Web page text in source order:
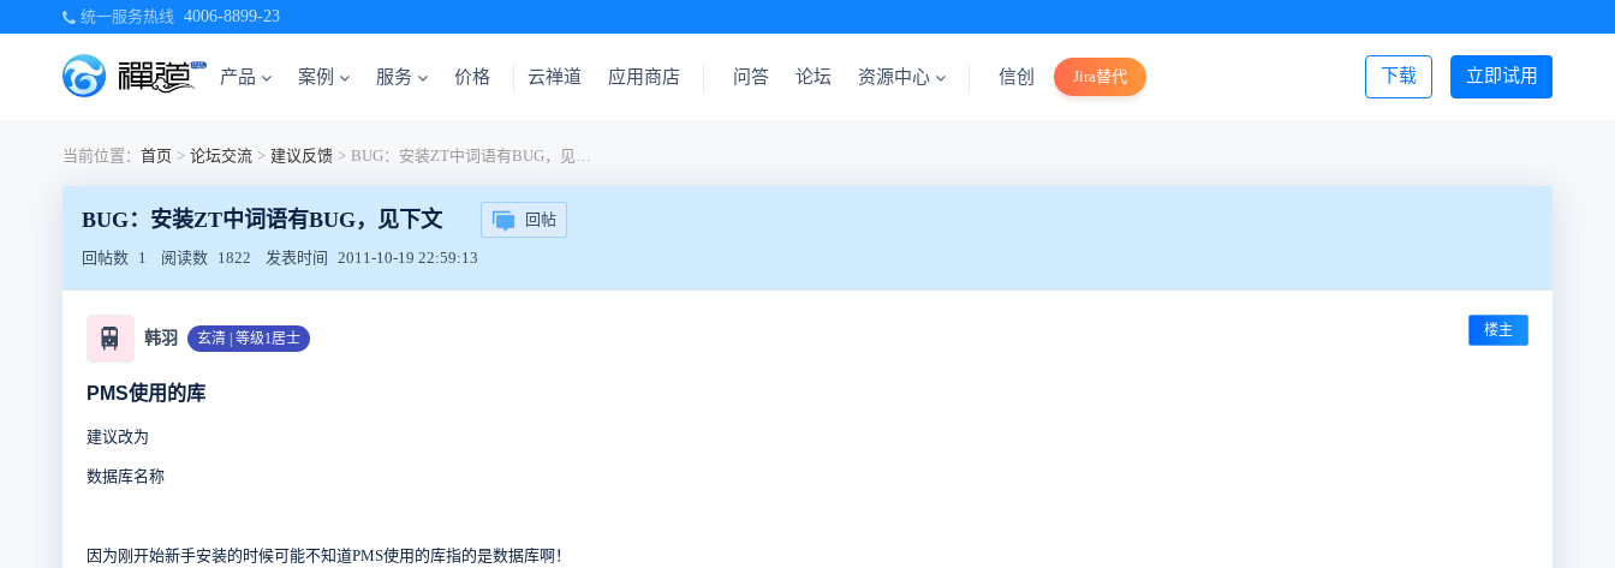
统一服务热线 4006-8899-23
产品 案例 服务 价格 立即试用
下载
云禅道 应用商店 问答 论坛 资源中心 信创 Jira替代 登录/注册
当前位置： 首页 > 论坛交流 > 建议反馈 > BUG：安装ZT中词语有BUG，见下文
BUG：安装ZT中词语有BUG，见下文 回帖
回帖数 1 阅读数 1822 发表时间 2011-10-19 22:59:13
🚆 韩羽 玄清 | 等级1居士 楼主
PMS使用的库
建议改为
数据库名称
因为刚开始新手安装的时候可能不知道PMS使用的库指的是数据库啊！